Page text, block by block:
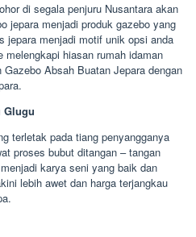
di segala penjuru Nusantara akan
jepara menjadi produk gazebo yang
jepara menjadi motif unik opsi anda
hiasan rumah idaman
Absah Buatan Jepara dengan
Glugu
terletak pada tiang penyangganya
proses bubut ditangan – tangan
karya seni yang baik dan
lebih awet dan harga terjangkau